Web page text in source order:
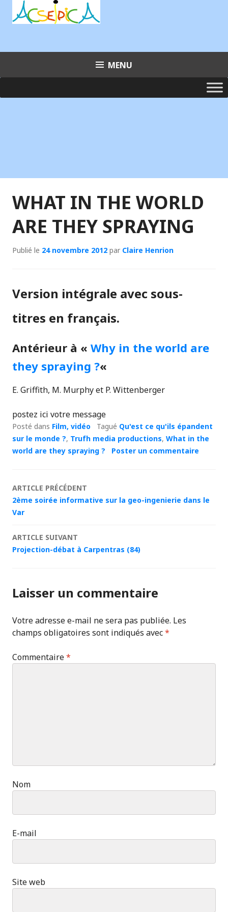
MENU
WHAT IN THE WORLD
ARE THEY SPRAYING
Publié le 24 novembre 2012 par Claire Henrion
Version intégrale avec sous-
titres en français.
Antérieur à « Why in the world are
they spraying ?«
E. Griffith, M. Murphy et P. Wittenberger
postez ici votre message
Posté dans Film, vidéo Tagué Qu'est ce qu'ils épandent
sur le monde ?, Trufh media productions, What in the
world are they spraying ?
Poster un commentaire
Navigation
des
articles
ARTICLE PRÉCÉDENT
2ème soirée informative sur la geo-ingenierie dans le
Var
ARTICLE SUIVANT
Projection-débat à Carpentras (84)
Laisser un commentaire
Votre adresse e-mail ne sera pas publiée. Les
champs obligatoires sont indiqués avec*
Commentaire*
Nom
E-mail
Site web